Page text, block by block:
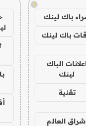
!
باك لينك
باك لينك
الباك
لينك
تقنية
العالم